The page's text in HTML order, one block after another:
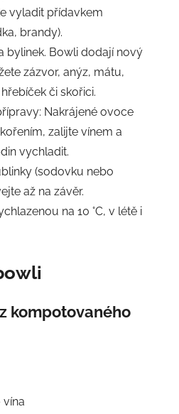
vyladit přídavkem
brandy).
bylinek. Bowli dodají nový
zázvor, anýz, mátu,
či skořici.
Nakrájené ovoce
zalijte vínem a
vychladit.
(sodovku nebo
až na závěr.
na 10 °C, v létě i
kompotovaného
vína